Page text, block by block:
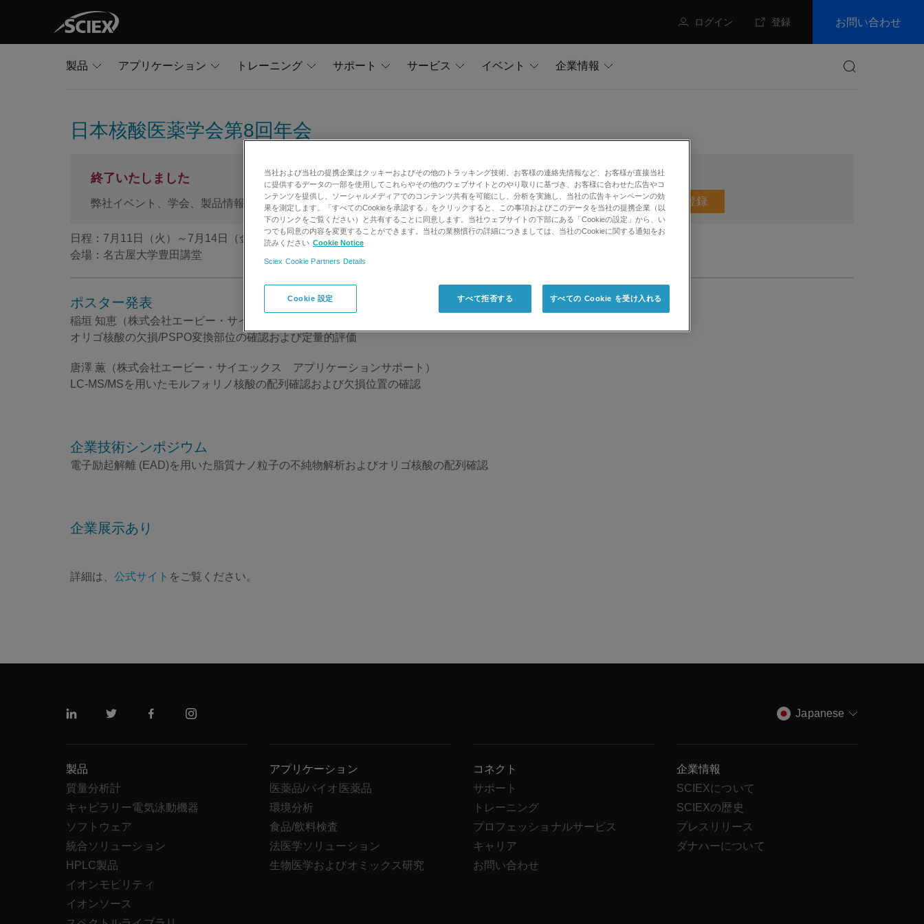
ログイン 登録 お問い合わせ
製品 アプリケーション トレーニング サポート サービス イベント
企業情報
日本核酸医薬学会第8回年会
終了いたしました
弊社イベント、学会、製品情報をご希望の方はメールマガジン配信のご登録を行ってください。 メールマガジン登録
日程：7月11日（火）～7月14日（金）
会場：名古屋大学豊田講堂
ポスター発表
稲垣 知恵（株式会社エービー・サイエックス アプリケーションサポート）
オリゴ核酸の欠損/PSPO変換部位の確認および定量的評価
唐澤 薫（株式会社エービー・サイエックス アプリケーションサポート）
LC-MS/MSを用いたモルフォリノ核酸の配列確認および欠損位置の確認
企業技術シンポジウム
電子励起解離 (EAD)を用いた脂質ナノ粒子の不純物解析およびオリゴ核酸の配列確認
企業展示あり
詳細は、 公式サイト をご覧ください。
リンクトインツイッターフェイスブックインスタグラム Japanese
製品
質量分析計
キャピラリー電気泳動機器
ソフトウェア
統合ソリューション
HPLC製品
イオンモビリティ
イオンソース
アプリケーション
医薬品/バイオ医薬品
環境分析
食品/飲料検査
法医学ソリューション
生物医学およびオミックス研究
コネクト
サポート
トレーニング
プロフェッショナルサービス
キャリア
お問い合わせ
企業情報
SCIEXについて
SCIEXの歴史
プレスリリース
ダナハーについて
当社および当社の提携企業はクッキーおよびその他のトラッキング技術、お客様の連絡先情報など、お客様が直接当社
に提供するデータの一部を使用してこれらやその他のウェブサイトとのやり取りに基づき、お客様に合わせた広告やコ
ンテンツを提供し、ソーシャルメディアでのコンテンツ共有を可能にし、分析を実施し、当社の広告キャンペーンの効
果を測定します。「すべてのCookieを承認する」をクリックすると、この事項およびこのデータを当社の提携企業（以
下のリンクをご覧ください）と共有することに同意します。当社ウェブサイトの下部にある「Cookieの設定」から、い
つでも同意の内容を変更することができます。当社の業務慣行の詳細につきましては、当社のCookieに関する通知をお
読みください Cookie Notice
Sciex Cookie Partners Details
Cookie 設定 すべて拒否する すべての Cookie を受け入れる